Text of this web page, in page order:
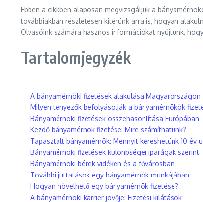
Ebben a cikkben alaposan megvizsgáljuk a
továbbiakban részletesen kitérünk arra is, hogyan
Olvasóink számára hasznos információkat nyújtunk,
Tartalomjegyzék
A bányamérnöki fizetések alakulása Magyarországon
Milyen tényezők befolyásolják a bányamérnökök
Bányamérnöki fizetések összehasonlítása Európában
Kezdő bányamérnök fizetése: Mire számíthatunk?
Tapasztalt bányamérnök: Mennyit kereshetünk 10 év
Bányamérnöki fizetések különbségei iparágak szerint
Bányamérnöki bérek vidéken és a fővárosban
További juttatások egy bányamérnök munkájában
Hogyan növelhető egy bányamérnök fizetése?
A bányamérnöki karrier jövője: Fizetési kilátások